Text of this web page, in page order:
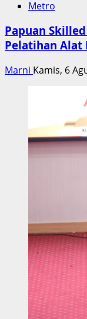
Metro
Papuan
Pelatihan Alat
Marni Kamis, 6